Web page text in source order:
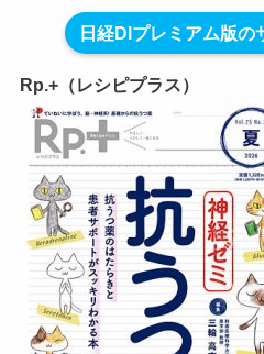
日経DIプレミアム版の
Rp.+（レシピプラス）